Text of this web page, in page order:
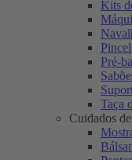
Kits
Pré-
Taça
Cuidados